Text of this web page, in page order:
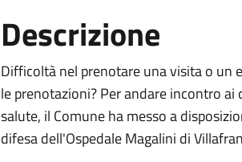
Descrizione
Difficoltà nel prenotare una visita o un
le prenotazioni? Per andare incontro
salute, il Comune ha messo a
difesa dell'Ospedale Magalini di